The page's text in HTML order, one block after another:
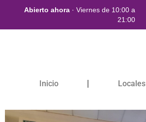
Abierto ahora· Viernes de 10:00 a
21:00
Inicio Locales